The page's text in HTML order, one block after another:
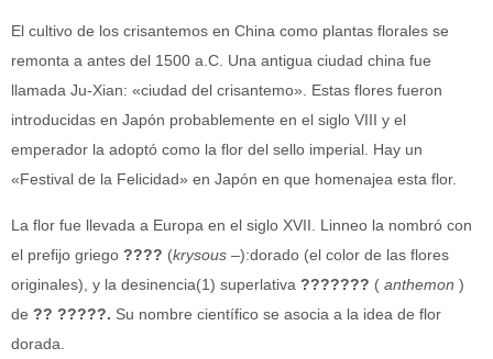
El cultivo de los crisantemos en China como plantas florales se
remonta a antes del 1500 a.C. Una antigua ciudad china fue
llamada Ju-Xian: «ciudad del crisantemo». Estas flores fueron
introducidas en Japón probablemente en el siglo VIII y el
emperador la adoptó como la flor del sello imperial. Hay un
«Festival de la Felicidad» en Japón en que homenajea esta flor.
La flor fue llevada a Europa en el siglo XVII. Linneo la nombró con
el prefijo griego ???? (krysous –):dorado (el color de las flores
originales), y la desinencia(1) superlativa ??????? ( anthemon )
de ?? ?????. Su nombre científico se asocia a la idea de flor
dorada.